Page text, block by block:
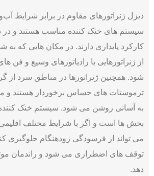
دیزل ژنراتورهای مقاوم در برابر شرایط
سیستم های خنک کننده مناسب هستند و در
کارکرد پایداری دارند. در مکان هایی که
از ژنراتورهایی با رادیاتورهای وسیع و فن
شود. همچنین ژنراتورها در مناطق سرد از
ترموستات های حساس برخوردار هستند و
به آسانی روشن می شود. سیستم خنک
بخش ها است و اگر با شرایط مختلف
می تواند از فرسودگی زودهنگام جلوگیری
توقف های اضطراری می شود و راندمان
دهد.